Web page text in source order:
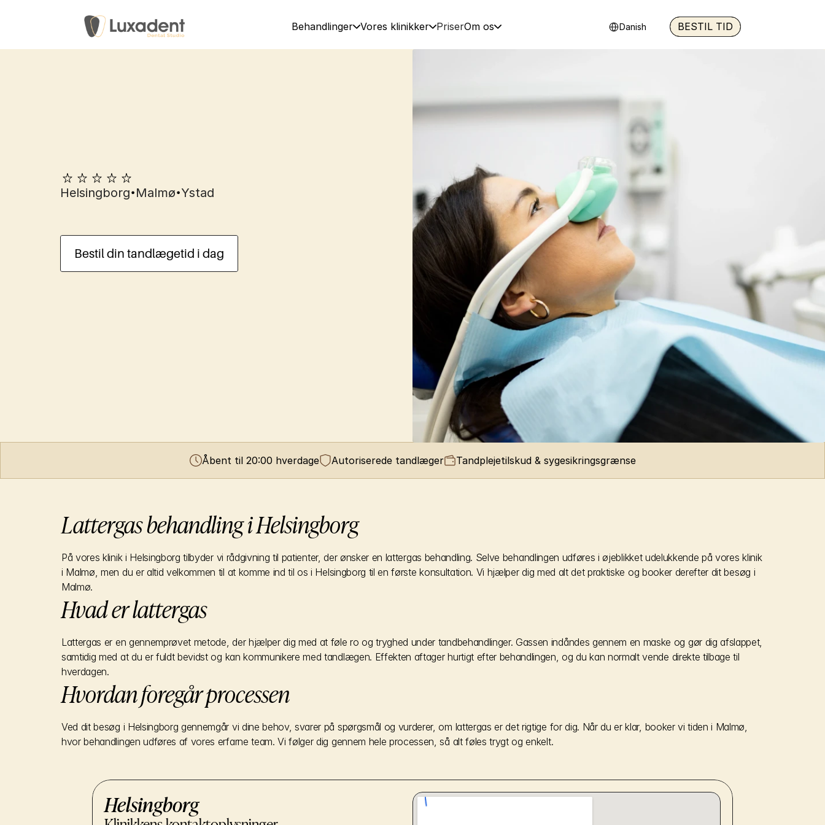
Behandlinger Vores klinikker PriserOm os Select Language
Danish BESTIL TID
Helsingborg•Malmø•Ystad
LattergasiHelsingborg
Bestil din tandlægetid i dag
Åbent til 20:00 hverdage Autoriserede tandlæger Tandplejetilskud & sygesikringsgrænse
Lattergas behandling i Helsingborg
På vores klinik i Helsingborg tilbyder vi rådgivning til patienter, der ønsker en lattergas behandling. Selve behandlingen udføres i øjeblikket udelukkende på vores klinik
i Malmø, men du er altid velkommen til at komme ind til os i Helsingborg til en første konsultation. Vi hjælper dig med alt det praktiske og booker derefter dit besøg i
Malmø.
Hvad er lattergas
Lattergas er en gennemprøvet metode, der hjælper dig med at føle ro og tryghed under tandbehandlinger. Gassen indåndes gennem en maske og gør dig afslappet,
samtidig med at du er fuldt bevidst og kan kommunikere med tandlægen. Effekten aftager hurtigt efter behandlingen, og du kan normalt vende direkte tilbage til
hverdagen.
Hvordan foregår processen
Ved dit besøg i Helsingborg gennemgår vi dine behov, svarer på spørgsmål og vurderer, om lattergas er det rigtige for dig. Når du er klar, booker vi tiden i Malmø,
hvor behandlingen udføres af vores erfarne team. Vi følger dig gennem hele processen, så alt føles trygt og enkelt.
Helsingborg